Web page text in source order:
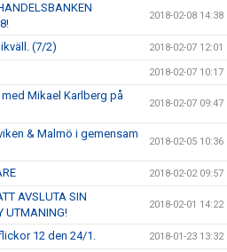
2018-02-08 14:38
(7/2) 2018-02-07 12:01
2018-02-07 10:17
Mikael Karlberg på
2018-02-07 09:47
& Malmö i gemensam
2018-02-05 10:36
2018-02-02 09:57
AVSLUTA SIN
UTMANING!
2018-02-01 14:22
12 den 24/1. 2018-01-23 13:32